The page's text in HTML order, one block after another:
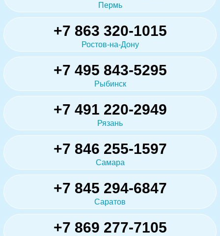
Пермь
+7 863 320-1015
Ростов-на-Дону
+7 495 843-5295
Рыбинск
+7 491 220-2949
Рязань
+7 846 255-1597
Самара
+7 845 294-6847
Саратов
+7 869 277-7105